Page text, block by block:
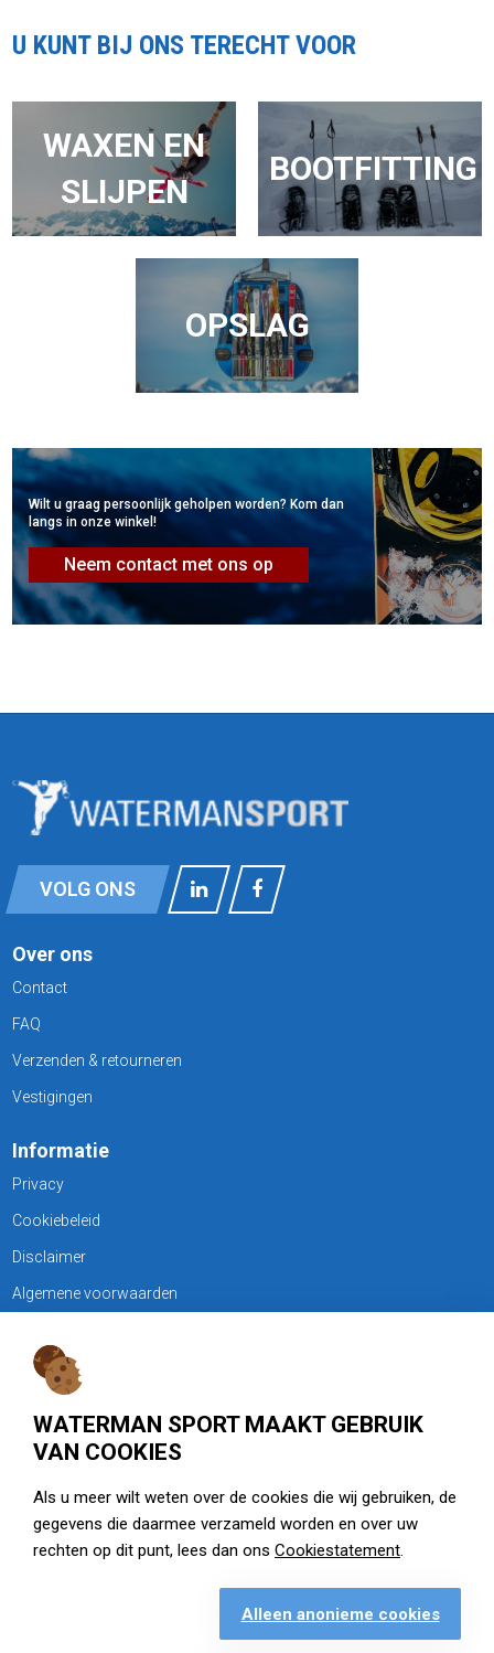
WATERMAN SPORT MAAKT GEBRUIK
VAN COOKIES
Als u meer wilt weten over de cookies die wij gebruiken, de
gegevens die daarmee verzameld worden en over uw
rechten op dit punt, lees dan ons Cookiestatement
Alleen anonieme cookies
U KUNT BIJ ONS TERECHT VOOR
WAXEN EN
SLIJPEN
BOOTFITTING
OPSLAG
Wilt u graag persoonlijk geholpen worden? Kom dan
langs in onze winkel!
Neem contact met ons op
VOLG ONS
Over ons
Contact
FAQ
Verzenden & retourneren
Vestigingen
Informatie
Privacy
Cookiebeleid
Disclaimer
Algemene voorwaarden
KLANTENSERVICE
020 - 6901044
Openingstijden
zie watermansport.nl